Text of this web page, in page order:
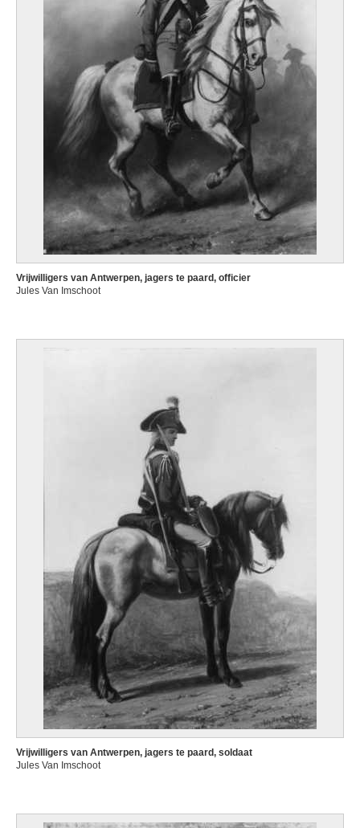
Vrijwilligers van Antwerpen, jagers te paard, officier
Jules Van Imschoot
Vrijwilligers van Antwerpen, jagers te paard, soldaat
Jules Van Imschoot